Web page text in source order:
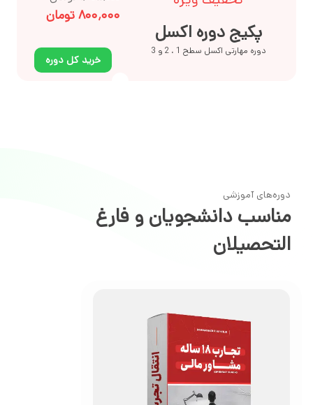
پکیج دوره اکسل
دوره مهارتی اکسل سطح 1 ، 2 و 3
۸۰۰٬۰۰۰ تومان
خرید کل دوره
دوره‌های آموزشی
مناسب دانشجویان و فارغ
التحصیلان